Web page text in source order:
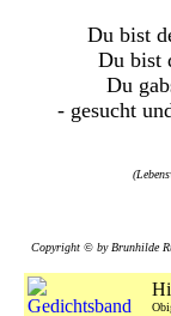
Du bist
Du bist
Du
- gesucht
Copyright © by Brunhilde